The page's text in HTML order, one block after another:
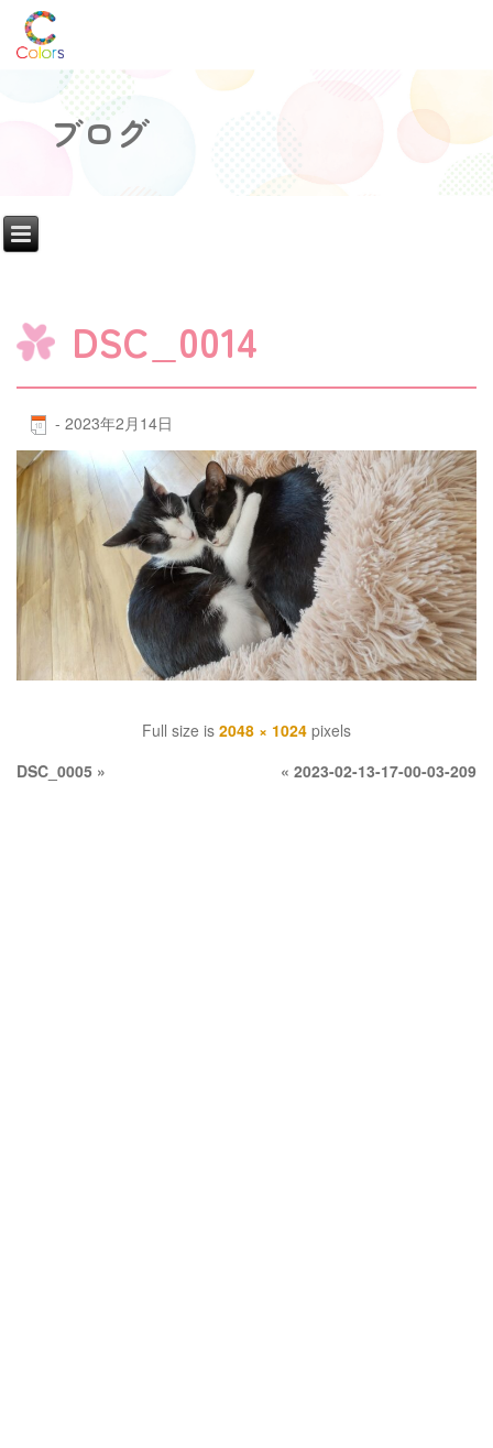
ブログ
DSC_0014
- 2023年2月14日
Full size is 2048 × 1024 pixels
DSC_0005 » « 2023-02-13-17-00-03-209